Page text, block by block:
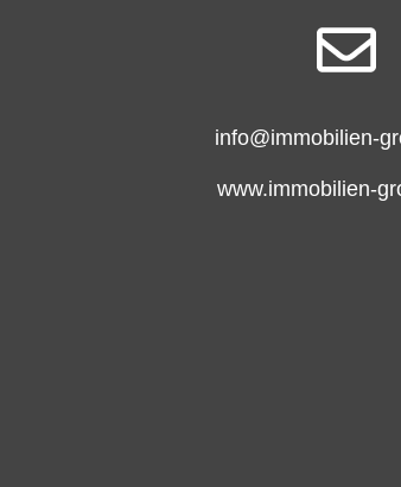
info@immobilien-
www.immobilien-